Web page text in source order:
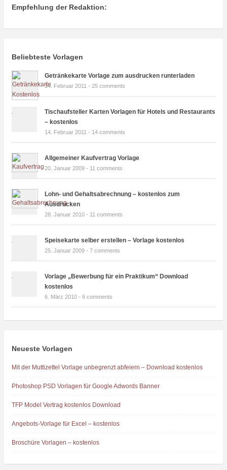
Empfehlung der Redaktion:
Beliebteste Vorlagen
Getränkekarte Vorlage zum ausdrucken runterladen
14. Februar 2011 - 25 comments
Tischaufsteller Karten Vorlagen für Hotels und Restaurants
– kostenlos
14. Februar 2011 - 14 comments
Allgemeiner Kaufvertrag Vorlage
20. Januar 2009 - 11 comments
Lohn- und Gehaltsabrechnung – kostenlos zum
Ausdrucken
28. Januar 2010 - 11 comments
Speisekarte selber erstellen – Vorlage kostenlos
25. Januar 2009 - 7 comments
Vorlage „Bewerbung für ein Praktikum“ Download
kostenlos
6. März 2010 - 6 comments
Neueste Vorlagen
Mit der Muttizettel Vorlage unbegrenzt abfeiern – Download kostenlos
Photoshop PSD Vorlagen für Google Adwords Banner
TFP Model Vertrag kostenlos Download
Angebots-Vorlage für Excel – kostenlos
Broschüre Vorlagen – kostenlos